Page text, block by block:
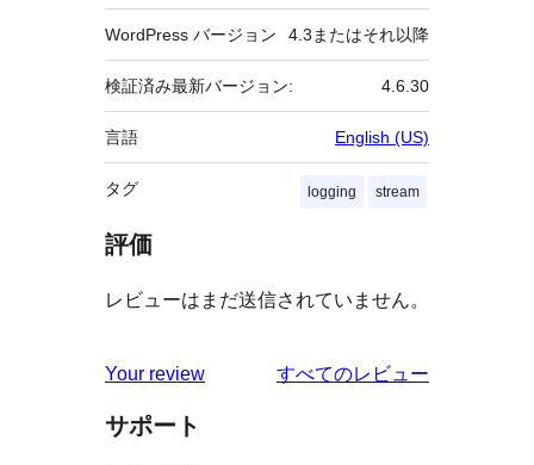
WordPress バージョン 4.3またはそれ以降
検証済み最新バージョン: 4.6.30
言語 English (US)
タグ logging stream
評価
レビューはまだ送信されていません。
Your review すべてのレビュー
サポート